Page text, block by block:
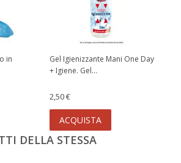
in
Gel Igienizzante Mani One Day
+ Igiene. Gel...
2,50 €
ACQUISTA
DELLA STESSA